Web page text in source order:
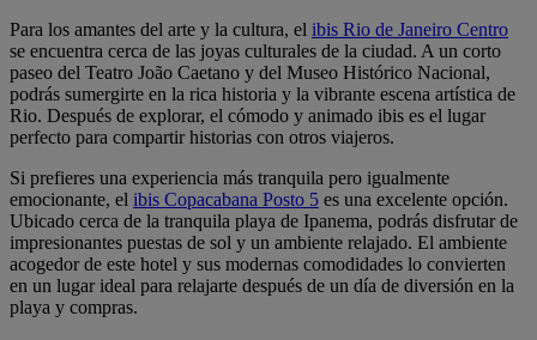
Para los amantes del arte y la cultura, el ibis Rio de Janeiro Centro
se encuentra cerca de las joyas culturales de la ciudad. A un corto
paseo del Teatro João Caetano y del Museo Histórico Nacional,
podrás sumergirte en la rica historia y la vibrante escena artística de
Rio. Después de explorar, el cómodo y animado ibis es el lugar
perfecto para compartir historias con otros viajeros.
Si prefieres una experiencia más tranquila pero igualmente
emocionante, el ibis Copacabana Posto 5 es una excelente opción.
Ubicado cerca de la tranquila playa de Ipanema, podrás disfrutar de
impresionantes puestas de sol y un ambiente relajado. El ambiente
acogedor de este hotel y sus modernas comodidades lo convierten
en un lugar ideal para relajarte después de un día de diversión en la
playa y compras.